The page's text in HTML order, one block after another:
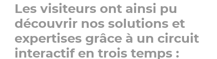
Les visiteurs ont ainsi pu
découvrir nos solutions et
expertises grâce à un circuit
interactif en trois temps :